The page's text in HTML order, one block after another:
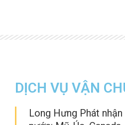
DỊCH VỤ VẬN
Long Hưng Phát